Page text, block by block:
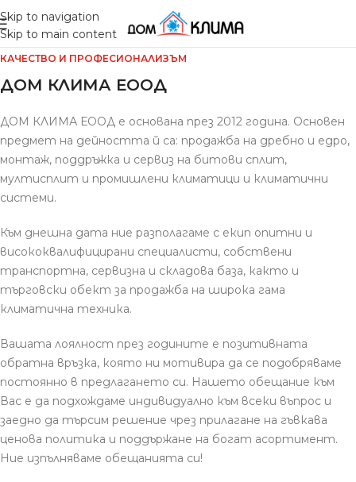
Skip to navigation
Skip to main content
КАЧЕСТВО И ПРОФЕСИОНАЛИЗЪМ
ДОМ КЛИМА ЕООД
ДОМ КЛИМА ЕООД е основана през 2012 година. Основен
предмет на дейността й са: продажба на дребно и едро,
монтаж, поддръжка и сервиз на битови сплит,
мултисплит и промишлени климатици и климатични
системи.
Към днешна дата ние разполагаме с екип опитни и
висококвалифицирани специалисти, собствени
транспортна, сервизна и складова база, както и
търговски обект за продажба на широка гама
климатична техника.
Вашата лоялност през годините е позитивната
обратна връзка, която ни мотивира да се подобряваме
постоянно в предлагането си. Нашето обещание към
Вас е да подхождаме индивидуално към всеки въпрос и
заедно да търсим решение чрез прилагане на гъвкава
ценова политика и поддържане на богат асортимент.
Ние изпълняваме обещанията си!